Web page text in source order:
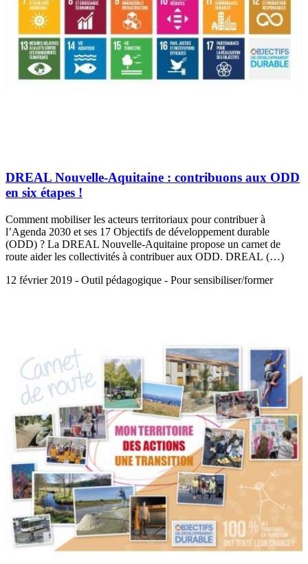
DREAL Nouvelle-Aquitaine : contribuons aux ODD
en six étapes !
Comment mobiliser les acteurs territoriaux pour contribuer à
l’Agenda 2030 et ses 17 Objectifs de développement durable
(ODD) ? La DREAL Nouvelle-Aquitaine propose un carnet de
route aider les collectivités à contribuer aux ODD. DREAL (…)
12 février 2019 - Outil pédagogique - Pour sensibiliser/former